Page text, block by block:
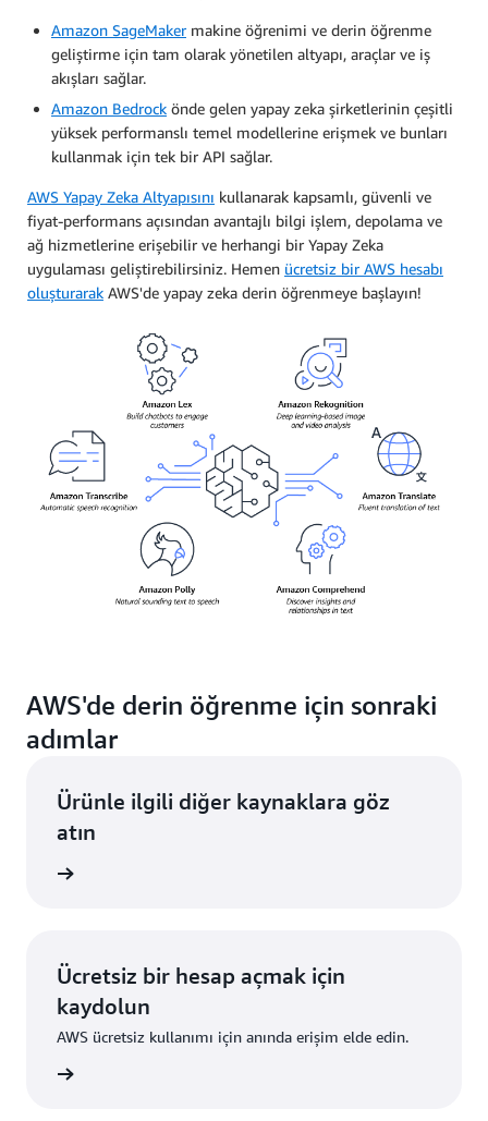
Amazon SageMakermakine öğrenimi ve derin öğrenme
geliştirme için tam olarak yönetilen altyapı, araçlar ve iş
akışları sağlar.
Amazon Bedrock önde gelen yapay zeka şirketlerinin çeşitli
yüksek performanslı temel modellerine erişmek ve bunları
kullanmak için tek bir API sağlar.
AWS Yapay Zeka Altyapısını kullanarak kapsamlı, güvenli ve
fiyat-performans açısından avantajlı bilgi işlem, depolama ve
ağ hizmetlerine erişebilir ve herhangi bir Yapay Zeka
uygulaması geliştirebilirsiniz. Hemen ücretsiz bir AWS hesabı
oluşturarak AWS'de yapay zeka derin öğrenmeye başlayın!
AWS'de derin öğrenme için sonraki
adımlar
Ürünle ilgili diğer kaynaklara göz
atın
Ücretsiz bir hesap açmak için
kaydolun
AWS ücretsiz kullanımı için anında erişim elde edin.